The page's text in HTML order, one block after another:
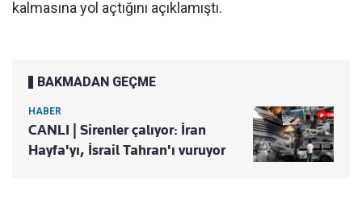
kalmasına yol açtığını açıklamıştı.
BAKMADAN GEÇME
HABER
CANLI | Sirenler çalıyor: İran
Hayfa'yı, İsrail Tahran'ı vuruyor